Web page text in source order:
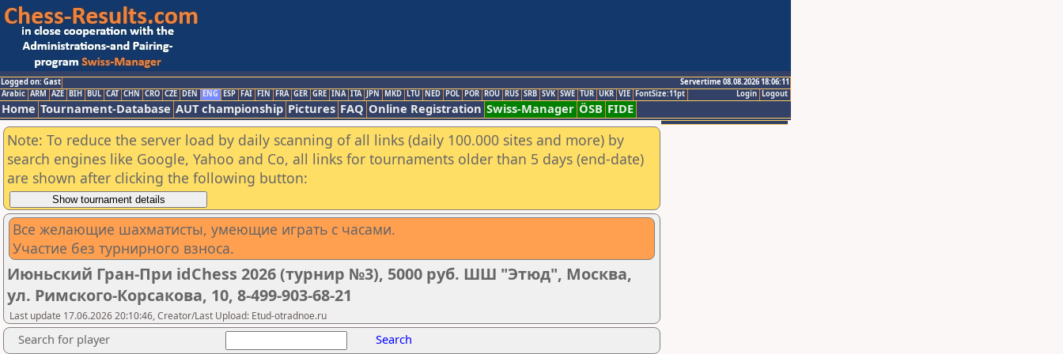
Logged on: Gast
Servertime 08.08.2026 18:06:11
Logout
Login
Arabic ARM AZE BIH BUL CAT CHN CRO CZE DEN ENG ESP FAI FIN FRA GER GRE INA ITA JPN MKD LTU NED POL POR ROU RUS SRB SVK SWE TUR UKR VIE FontSize:11pt
Home Tournament-Database AUT championship Pictures FAQ Online Registration Swiss-Manager ÖSB FIDE
Note: To reduce the server load by daily scanning of all links (daily 100.000 sites and more) by
search engines like Google, Yahoo and Co, all links for tournaments older than 5 days (end-date)
are shown after clicking the following button:
Все желающие шахматисты, умеющие играть с часами.
Участие без турнирного взноса.
Июньский Гран-При idChess 2026 (турнир №3), 5000 руб. ШШ "Этюд", Москва,
ул. Римского-Корсакова, 10, 8-499-903-68-21
Last update 17.06.2026 20:10:46, Creator/Last Upload: Etud-otradnoe.ru
Search for player Search